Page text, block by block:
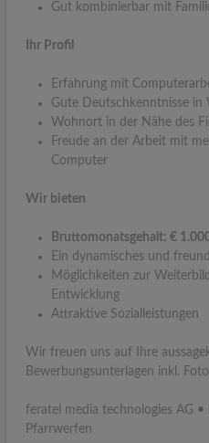
Gut kombinierbar mit
Ihr Profil
Erfahrung mit
Gute Deutschkenntnisse
Wohnort in der Nähe des
Freude an der Arbeit mit
Computer
Wir bieten
Bruttomonatsgehalt: €
Ein dynamisches und
Möglichkeiten zur
Entwicklung
Attraktive Sozialleistungen
Wir freuen uns auf Ihre
Bewerbungsunterlagen inkl.
feratel media technologies AG
Pfarrwerfen